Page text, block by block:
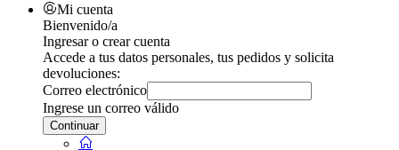
Mi cuenta
Bienvenido/a
Ingresar o crear cuenta
Accede a tus datos personales, tus pedidos y solicita
devoluciones:
Correo electrónico
Ingrese un correo válido
Continuar